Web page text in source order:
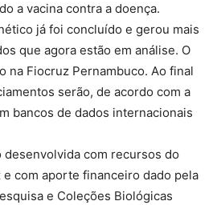
a vacina contra a doença.
já foi concluído e gerou mais
que agora estão em análise. O
na Fiocruz Pernambuco. Ao final
serão, de acordo com a
bancos de dados internacionais
desenvolvida com recursos do
com aporte financeiro dado pela
e Coleções Biológicas